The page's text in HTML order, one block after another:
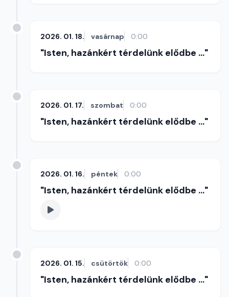
2026. 01. 18. vasárnap 0:00
"Isten, hazánkért térdelünk elődbe ..."
2026. 01. 17. szombat 0:00
"Isten, hazánkért térdelünk elődbe ..."
2026. 01. 16. péntek 0:00
"Isten, hazánkért térdelünk elődbe ..."
2026. 01. 15. csütörtök 0:00
"Isten, hazánkért térdelünk elődbe ..."